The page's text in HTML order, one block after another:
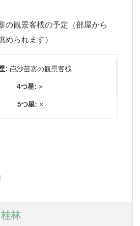
の観景客桟の予定（部屋から
められます）
: 岜沙苗寨の観景客桟
4つ星: ×
5つ星: ×
林